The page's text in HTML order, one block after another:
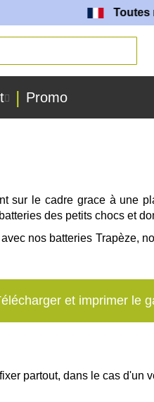
Toutes
Promo
sur le cadre grace à une
des petits chocs et
avec nos batteries Trapèze,
et imprimer le
partout, dans le cas d'un